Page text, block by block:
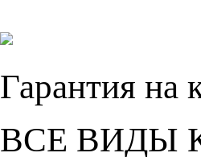
Гарантия на
ВСЕ ВИДЫ